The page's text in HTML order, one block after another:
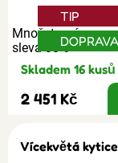
Množstevní
sleva 30%
TIP
Skladem 16 kusů
2 451 Kč
Vícekvětá kytice